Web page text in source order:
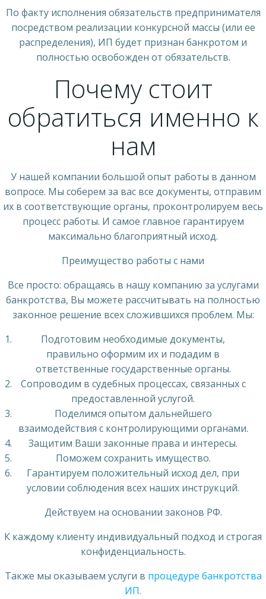
По факту исполнения обязательств предпринимателя
посредством реализации конкурсной массы (или ее
распределения), ИП будет признан банкротом и
полностью освобожден от обязательств.
Почему стоит
обратиться именно к
нам
У нашей компании большой опыт работы в данном
вопросе. Мы соберем за вас все документы, отправим
их в соответствующие органы, проконтролируем весь
процесс работы. И самое главное гарантируем
максимально благоприятный исход.
Преимущество работы с нами
Все просто: обращаясь в нашу компанию за услугами
банкротства, Вы можете рассчитывать на полностью
законное решение всех сложившихся проблем. Мы:
Подготовим необходимые документы,
правильно оформим их и подадим в
ответственные государственные органы.
Сопроводим в судебных процессах, связанных с
предоставленной услугой.
Поделимся опытом дальнейшего
взаимодействия с контролирующими органами.
Защитим Ваши законные права и интересы.
Поможем сохранить имущество.
Гарантируем положительный исход дел, при
условии соблюдения всех наших инструкций.
Действуем на основании законов РФ.
К каждому клиенту индивидуальный подход и строгая
конфиденциальность.
Также мы оказываем услуги в процедуре банкротства
ИП.